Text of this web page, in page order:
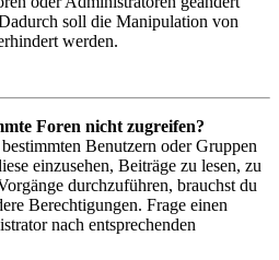
soll die Manipulation von
werden.
Foren nicht zugreifen?
Benutzern oder Gruppen
einzusehen, Beiträge zu lesen, zu
durchzuführen, brauchst du
Berechtigungen. Frage einen
nach entsprechenden